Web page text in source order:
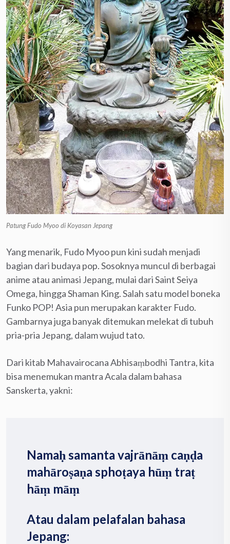
Patung Fudo Myoo di Koyasan Jepang
Yang menarik, Fudo Myoo pun kini sudah menjadi
bagian dari budaya pop. Sosoknya muncul di berbagai
anime atau animasi Jepang, mulai dari Saint Seiya
Omega, hingga Shaman King. Salah satu model boneka
Funko POP! Asia pun merupakan karakter Fudo.
Gambarnya juga banyak ditemukan melekat di tubuh
pria-pria Jepang, dalam wujud tato.
Dari kitab Mahavairocana Abhisaṃbodhi Tantra, kita
bisa menemukan mantra Acala dalam bahasa
Sanskerta, yakni:
Namaḥ samanta vajrānāṃ caṇḍa
mahāroṣaṇa sphoṭaya hūṃ traṭ
hāṃ māṃ
Atau dalam pelafalan bahasa
Jepang: